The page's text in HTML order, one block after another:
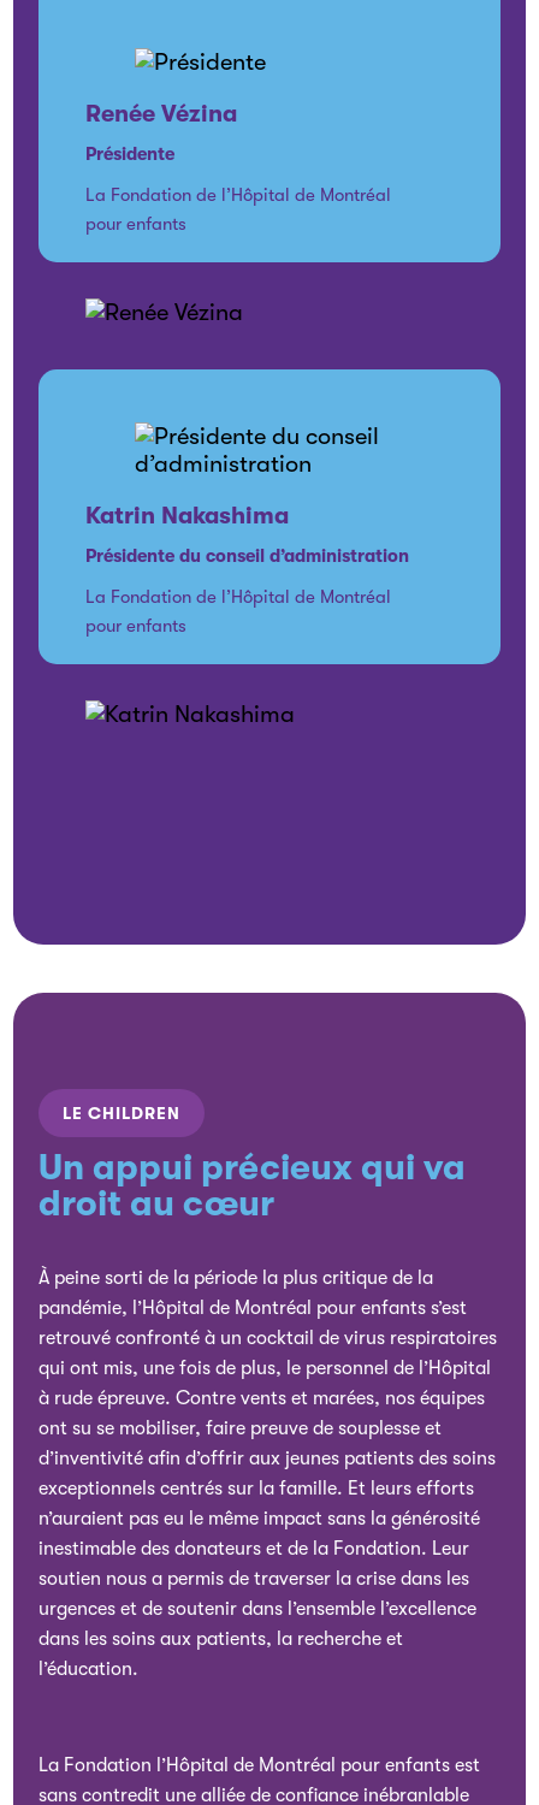
Renée Vézina
Présidente
La Fondation de l’Hôpital de Montréal
pour enfants
Katrin Nakashima
Présidente du conseil d’administration
La Fondation de l’Hôpital de Montréal
pour enfants
LE CHILDREN
Un appui précieux qui va
droit au cœur
À peine sorti de la période la plus critique de la
pandémie, l’Hôpital de Montréal pour enfants s’est
retrouvé confronté à un cocktail de virus respiratoires
qui ont mis, une fois de plus, le personnel de l’Hôpital
à rude épreuve. Contre vents et marées, nos équipes
ont su se mobiliser, faire preuve de souplesse et
d’inventivité afin d’offrir aux jeunes patients des soins
exceptionnels centrés sur la famille. Et leurs efforts
n’auraient pas eu le même impact sans la générosité
inestimable des donateurs et de la Fondation. Leur
soutien nous a permis de traverser la crise dans les
urgences et de soutenir dans l’ensemble l’excellence
dans les soins aux patients, la recherche et
l’éducation.
La Fondation l’Hôpital de Montréal pour enfants est
sans contredit une alliée de confiance inébranlable